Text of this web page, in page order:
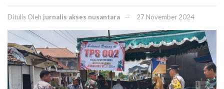
Ditulis Oleh jurnalis akses nusantara 27 November 2024